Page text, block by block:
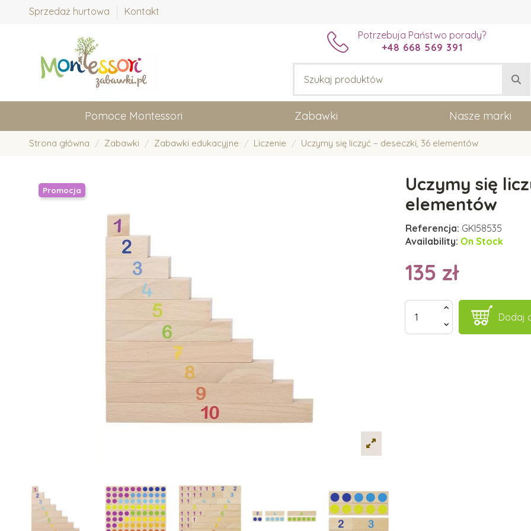
Sprzedaż hurtowa Kontakt
Potrzebuja Państwo porady?
+48 668 569 391
Pomoce Montessori Zabawki Nasze marki
Strona główna Zabawki Zabawki edukacyjne Liczenie Uczymy się liczyć – deseczki, 36 elementów
Promocja
Uczymy się
elementów
Referencja: GKI58535
Availability: On Stock
135 zł
Dodaj